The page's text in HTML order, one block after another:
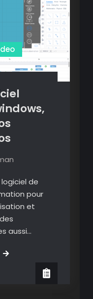
environnements
virtuels
de
pour
et
aussi…
d’animation